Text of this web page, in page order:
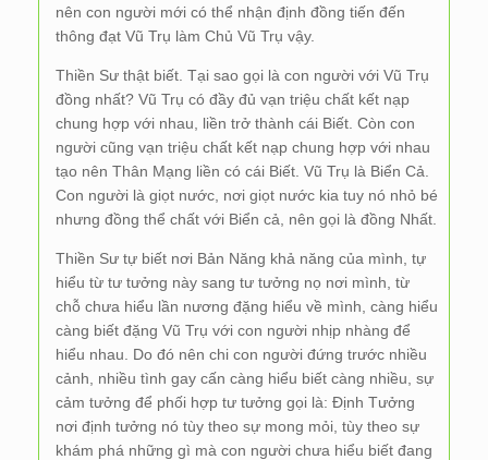
nên con người mới có thể nhận định đồng tiến đến
thông đạt Vũ Trụ làm Chủ Vũ Trụ vậy.
Thiền Sư thật biết. Tại sao gọi là con người với Vũ Trụ
đồng nhất? Vũ Trụ có đầy đủ vạn triệu chất kết nạp
chung hợp với nhau, liền trở thành cái Biết. Còn con
người cũng vạn triệu chất kết nạp chung hợp với nhau
tạo nên Thân Mạng liền có cái Biết. Vũ Trụ là Biển Cả.
Con người là giọt nước, nơi giọt nước kia tuy nó nhỏ bé
nhưng đồng thể chất với Biển cả, nên gọi là đồng Nhất.
Thiền Sư tự biết nơi Bản Năng khả năng của mình, tự
hiểu từ tư tưởng này sang tư tưởng nọ nơi mình, từ
chỗ chưa hiểu lần nương đặng hiểu về mình, càng hiểu
càng biết đặng Vũ Trụ với con người nhịp nhàng để
hiểu nhau. Do đó nên chi con người đứng trước nhiều
cảnh, nhiều tình gay cấn càng hiểu biết càng nhiều, sự
cảm tưởng để phối hợp tư tưởng gọi là: Định Tưởng
nơi định tưởng nó tùy theo sự mong mỏi, tùy theo sự
khám phá những gì mà con người chưa hiểu biết đang